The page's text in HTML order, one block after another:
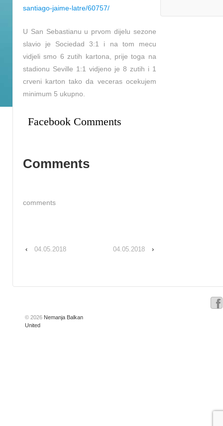
santiago-jaime-latre/60757/
U San Sebastianu u prvom dijelu sezone
slavio je Sociedad 3:1 i na tom mecu
vidjeli smo 6 zutih kartona, prije toga na
stadionu Seville 1:1 vidjeno je 8 zutih i 1
crveni karton tako da veceras ocekujem
minimum 5 ukupno.
Facebook Comments
Comments
comments
‹ 04.05.2018 04.05.2018 ›
© 2026 Nemanja Balkan
United